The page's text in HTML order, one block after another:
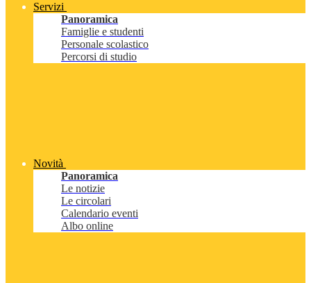
Servizi
Panoramica
Famiglie e studenti
Personale scolastico
Percorsi di studio
Novità
Panoramica
Le notizie
Le circolari
Calendario eventi
Albo online